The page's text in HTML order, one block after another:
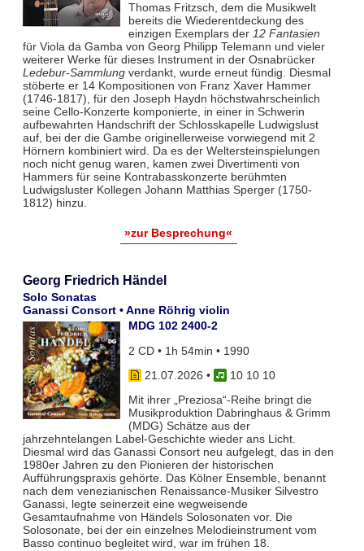
Thomas Fritzsch, dem die Musikwelt
bereits die Wiederentdeckung des
einzigen Exemplars der 12 Fantasien
für Viola da Gamba von Georg Philipp Telemann und vieler
weiterer Werke für dieses Instrument in der Osnabrücker
Ledebur-Sammlungverdankt, wurde erneut fündig. Diesmal
stöberte er 14 Kompositionen von Franz Xaver Hammer
(1746-1817), für den Joseph Haydn höchstwahrscheinlich
seine Cello-Konzerte komponierte, in einer in Schwerin
aufbewahrten Handschrift der Schlosskapelle Ludwigslust
auf, bei der die Gambe originellerweise vorwiegend mit 2
Hörnern kombiniert wird. Da es der Weltersteinspielungen
noch nicht genug waren, kamen zwei Divertimenti von
Hammers für seine Kontrabasskonzerte berühmten
Ludwigsluster Kollegen Johann Matthias Sperger (1750-
1812) hinzu.
»zur Besprechung«
Georg Friedrich Händel
Solo Sonatas
Ganassi Consort • Anne Röhrig violin
MDG 102 2400-2
2 CD • 1h 54min • 1990
21.07.2026 •
10 10 10
Mit ihrer „Preziosa“-Reihe bringt die
Musikproduktion Dabringhaus & Grimm
(MDG) Schätze aus der
jahrzehntelangen Label-Geschichte wieder ans Licht.
Diesmal wird das Ganassi Consort neu aufgelegt, das in den
1980er Jahren zu den Pionieren der historischen
Aufführungspraxis gehörte. Das Kölner Ensemble, benannt
nach dem venezianischen Renaissance-Musiker Silvestro
Ganassi, legte seinerzeit eine wegweisende
Gesamtaufnahme von Händels Solosonaten vor. Die
Solosonate, bei der ein einzelnes Melodieinstrument vom
Basso continuo begleitet wird, war im frühen 18.